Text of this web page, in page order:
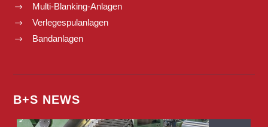
$ Multi-Blanking-Anlagen
$ Verlegespulanlagen
$ Bandanlagen
B+S NEWS